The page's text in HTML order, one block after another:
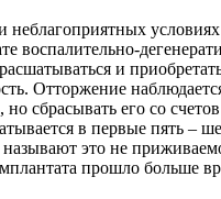
неблагоприятных
воспалительно-
и
Отторжение
сбрасывать его со счетов
в первые пять –
называют это не
прошло больше